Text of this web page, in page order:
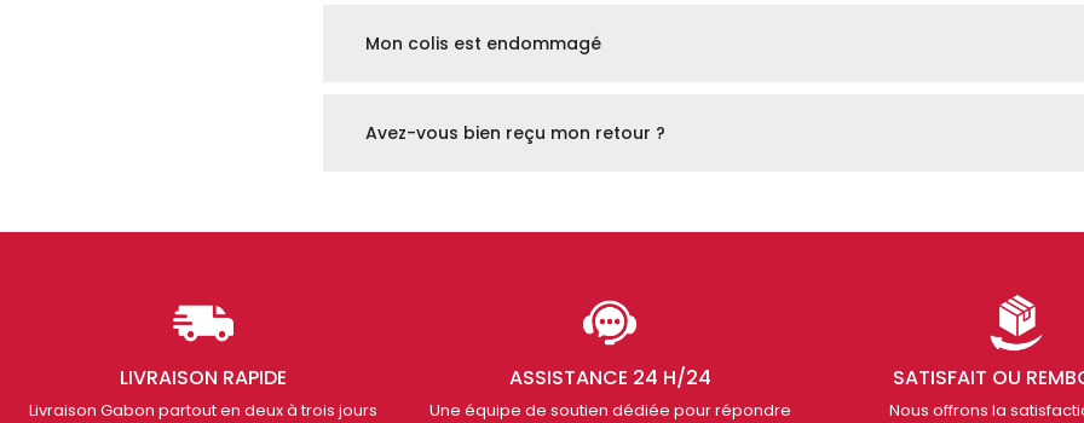
Mon colis est endommagé
Avez-vous bien reçu mon retour ?
LIVRAISON RAPIDE
Livraison Gabon partout en deux à trois jours
ASSISTANCE 24 H/24
Une équipe de soutien dédiée pour répondre
SATISFAIT OU
Nous offrons la